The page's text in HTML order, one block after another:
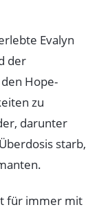
Evalyn
der
Hope-
zu
darunter
starb,
für immer mit